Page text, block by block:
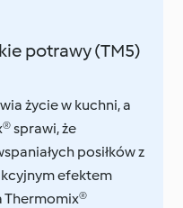
potrawy (TM5)
życie w kuchni, a
sprawi, że
posiłków z
efektem
Thermomix®